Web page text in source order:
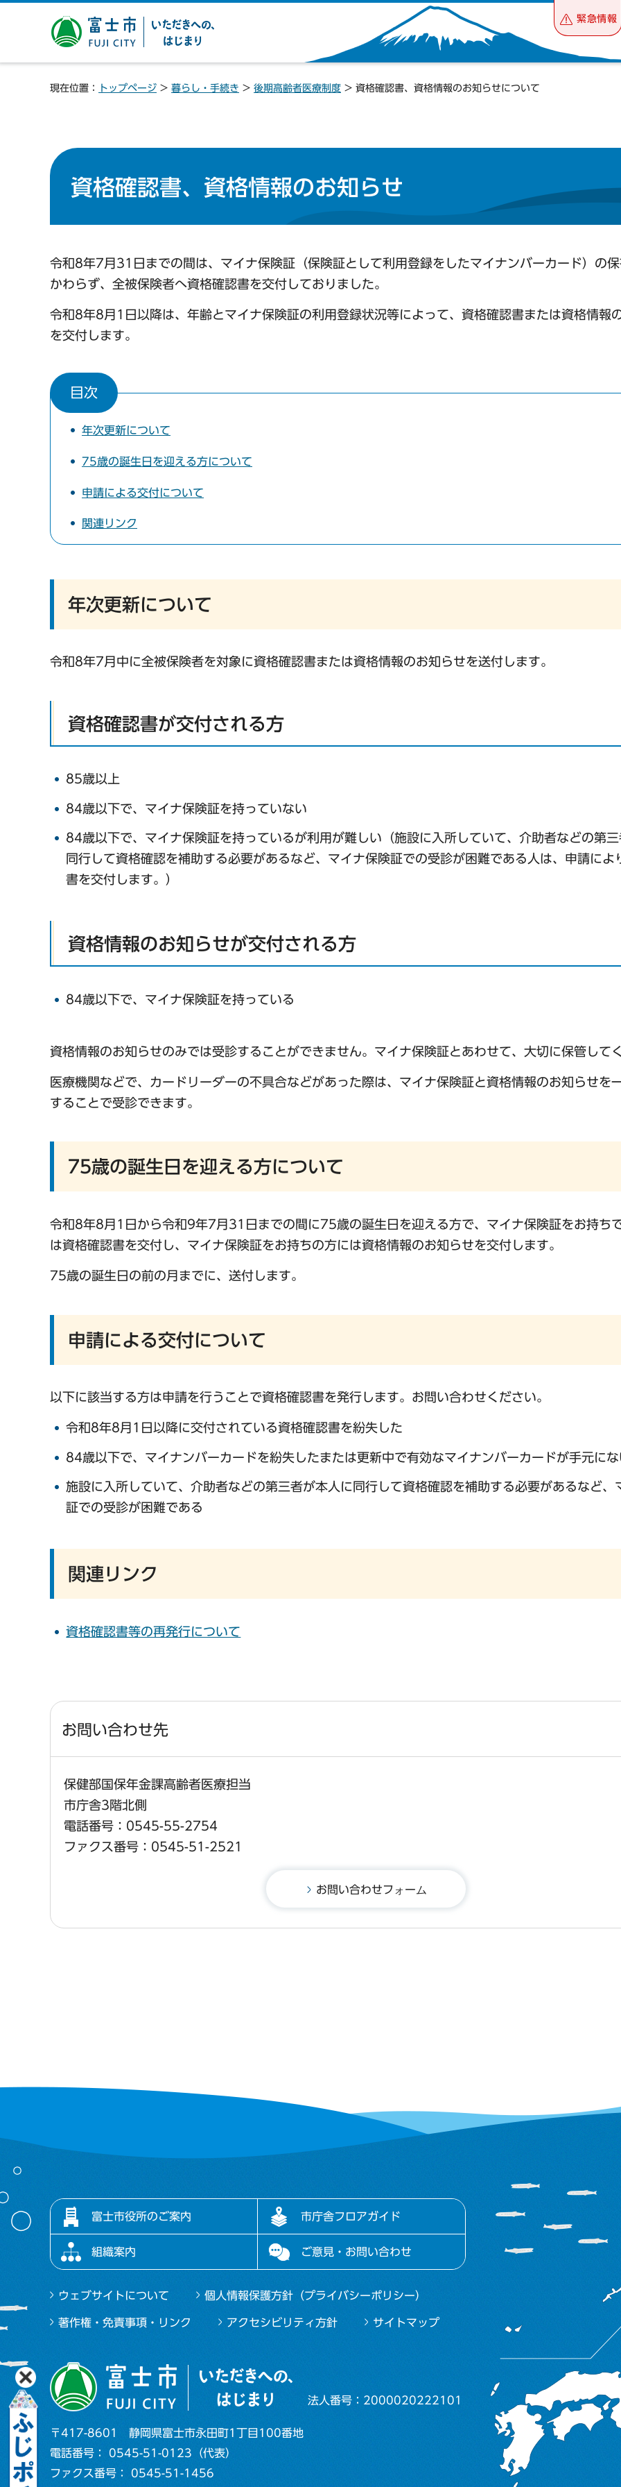
富士市 いただきへの、は
じまり
緊急情報
現在位置： トップページ > 暮らし・手続き > 後期高齢者医療制度 > 資格確認書、資格情報のお知らせについて
資格確認書、資格情報のお知らせ
令和8年7月31日までの間は、マイナ保険証（保険証として利用登録をしたマイナンバーカード）の
かわらず、全被保険者へ資格確認書を交付しておりました。
令和8年8月1日以降は、年齢とマイナ保険証の利用登録状況等によって、資格確認書または資格情報
を交付します。
目次
年次更新について
75歳の誕生日を迎える方について
申請による交付について
関連リンク
年次更新について
令和8年7月中に全被保険者を対象に資格確認書または資格情報のお知らせを送付します。
資格確認書が交付される方
85歳以上
84歳以下で、マイナ保険証を持っていない
84歳以下で、マイナ保険証を持っているが利用が難しい（施設に入所していて、介助者などの第三
同行して資格確認を補助する必要があるなど、マイナ保険証での受診が困難である人は、申請によ
書を交付します。）
資格情報のお知らせが交付される方
84歳以下で、マイナ保険証を持っている
資格情報のお知らせのみでは受診することができません。マイナ保険証とあわせて、大切に保管して
医療機関などで、カードリーダーの不具合などがあった際は、マイナ保険証と資格情報のお知らせを
することで受診できます。
75歳の誕生日を迎える方について
令和8年8月1日から令和9年7月31日までの間に75歳の誕生日を迎える方で、マイナ保険証をお持ち
は資格確認書を交付し、マイナ保険証をお持ちの方には資格情報のお知らせを交付します。
75歳の誕生日の前の月までに、送付します。
申請による交付について
以下に該当する方は申請を行うことで資格確認書を発行します。お問い合わせください。
令和8年8月1日以降に交付されている資格確認書を紛失した
84歳以下で、マイナンバーカードを紛失したまたは更新中で有効なマイナンバーカードが手元にな
施設に入所していて、介助者などの第三者が本人に同行して資格確認を補助する必要があるなど、
証での受診が困難である
関連リンク
資格確認書等の再発行について
お問い合わせ先
保健部国保年金課高齢者医療担当
市庁舎3階北側
電話番号：0545-55-2754
ファクス番号：0545-51-2521
富士市役所のご案内 市庁舎フロアガイド
組織案内 ご意見・お問い合わせ
ウェブサイトについて 個人情報保護方針（プライバシーポリシー）
著作権・免責事項・リンク アクセシビリティ方針 サイトマップ
法人番号：2000020222101
〒417-8601 静岡県富士市永田町1丁目100番地
電話番号： 0545-51-0123（代表）
ファクス番号： 0545-51-1456